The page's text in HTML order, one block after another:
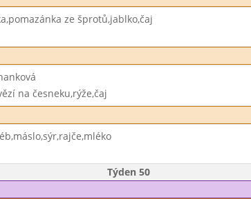
ze šprotů,jablko,čaj
na česneku,rýže,čaj
Týden 50